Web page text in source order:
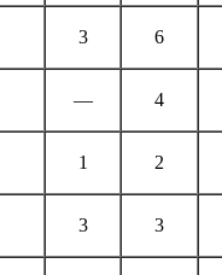
3 6
— 4
1 2
3 3